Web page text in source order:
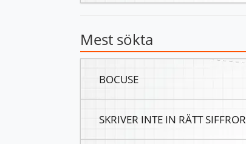
Mest sökta
BOCUSE
SKRIVER INTE IN RÄTT SIFFROR